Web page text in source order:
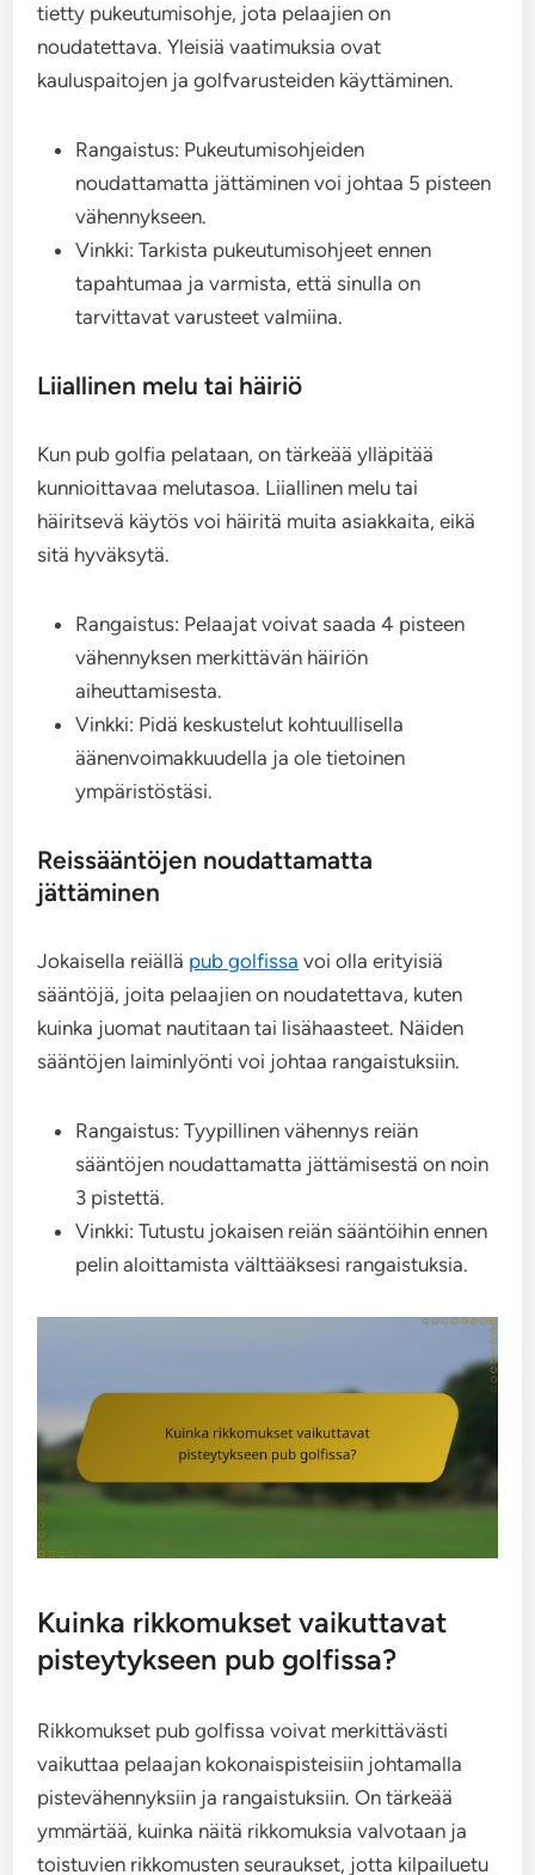
tietty pukeutumisohje, jota pelaajien on
noudatettava. Yleisiä vaatimuksia ovat
kauluspaitojen ja golfvarusteiden käyttäminen.
Rangaistus: Pukeutumisohjeiden
noudattamatta jättäminen voi johtaa 5 pisteen
vähennykseen.
Vinkki: Tarkista pukeutumisohjeet ennen
tapahtumaa ja varmista, että sinulla on
tarvittavat varusteet valmiina.
Liiallinen melu tai häiriö
Kun pub golfia pelataan, on tärkeää ylläpitää
kunnioittavaa melutasoa. Liiallinen melu tai
häiritsevä käytös voi häiritä muita asiakkaita, eikä
sitä hyväksytä.
Rangaistus: Pelaajat voivat saada 4 pisteen
vähennyksen merkittävän häiriön
aiheuttamisesta.
Vinkki: Pidä keskustelut kohtuullisella
äänenvoimakkuudella ja ole tietoinen
ympäristöstäsi.
Reissääntöjen noudattamatta
jättäminen
Jokaisella reiällä pub golfissa voi olla erityisiä
sääntöjä, joita pelaajien on noudatettava, kuten
kuinka juomat nautitaan tai lisähaasteet. Näiden
sääntöjen laiminlyönti voi johtaa rangaistuksiin.
Rangaistus: Tyypillinen vähennys reiän
sääntöjen noudattamatta jättämisestä on noin
3 pistettä.
Vinkki: Tutustu jokaisen reiän sääntöihin ennen
pelin aloittamista välttääksesi rangaistuksia.
Kuinka rikkomukset vaikuttavat
pisteytykseen pub golfissa?
Rikkomukset pub golfissa voivat merkittävästi
vaikuttaa pelaajan kokonaispisteisiin johtamalla
pistevähennyksiin ja rangaistuksiin. On tärkeää
ymmärtää, kuinka näitä rikkomuksia valvotaan ja
toistuvien rikkomusten seuraukset, jotta kilpailuetu